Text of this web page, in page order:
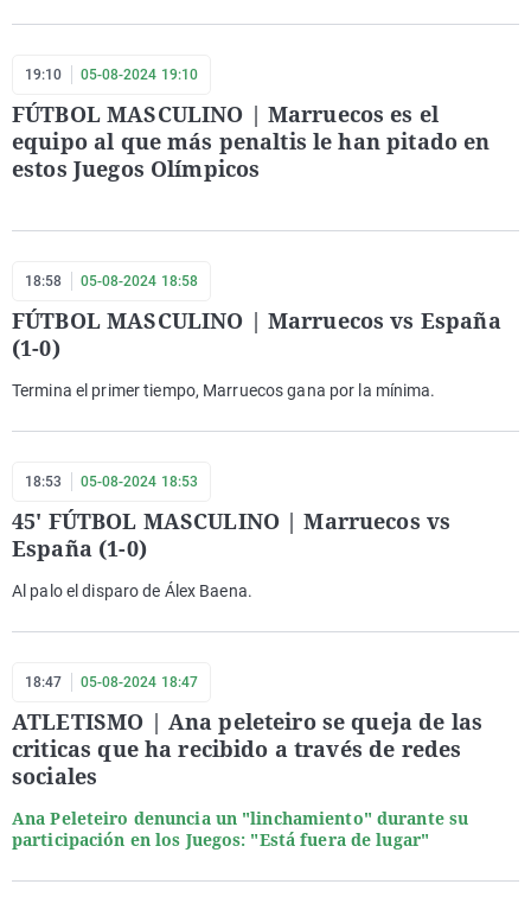
19:10 05-08-2024 19:10
FÚTBOL MASCULINO | Marruecos es el
equipo al que más penaltis le han pitado en
estos Juegos Olímpicos
18:58 05-08-2024 18:58
FÚTBOL MASCULINO | Marruecos vs España
(1-0)
Termina el primer tiempo, Marruecos gana por la mínima.
18:53 05-08-2024 18:53
45' FÚTBOL MASCULINO | Marruecos vs
España (1-0)
Al palo el disparo de Álex Baena.
18:47 05-08-2024 18:47
ATLETISMO | Ana peleteiro se queja de las
criticas que ha recibido a través de redes
sociales
Ana Peleteiro denuncia un "linchamiento" durante su
participación en los Juegos: "Está fuera de lugar"